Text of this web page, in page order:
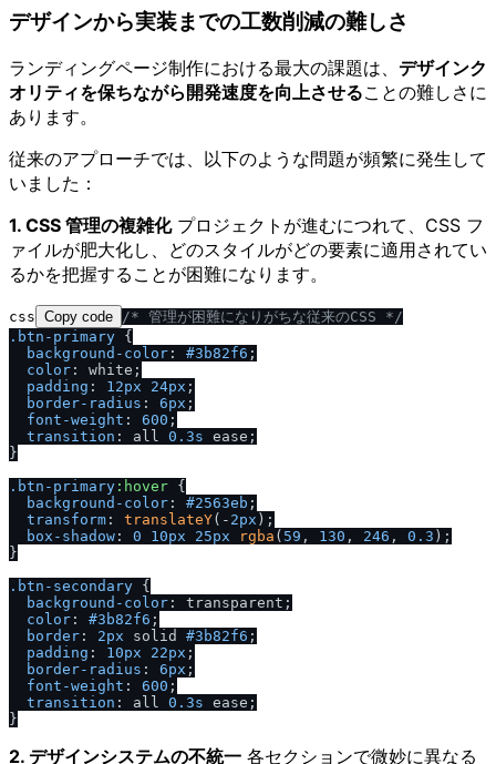
デザインから実装までの工数削減の難しさ
ランディングページ制作における最大の課題は、 デザインク
オリティを保ちながら開発速度を向上させることの難しさに
あります。
従来のアプローチでは、以下のような問題が頻繁に発生して
いました：
1. CSS 管理の複雑化プロジェクトが進むにつれて、CSS フ
ァイルが肥大化し、どのスタイルがどの要素に適用されてい
るかを把握することが困難になります。
css Copy code /* 管理が困難になりがちな従来のCSS */
.btn-primary {
background-color : #3b82f6 ;
color : white;
padding : 12px 24px ;
border-radius : 6px ;
font-weight : 600 ;
transition : all 0.3s ease;
}
.btn-primary :hover {
background-color : #2563eb ;
transform : translateY(- 2px );
box-shadow : 0 10px 25px rgba ( 59 , 130 , 246 , 0.3 );
}
.btn-secondary {
background-color : transparent;
color : #3b82f6 ;
border : 2px solid #3b82f6 ;
padding : 10px 22px ;
border-radius : 6px ;
font-weight : 600 ;
transition : all 0.3s ease;
2. デザインシステムの不統一 各セクションで微妙に異なる